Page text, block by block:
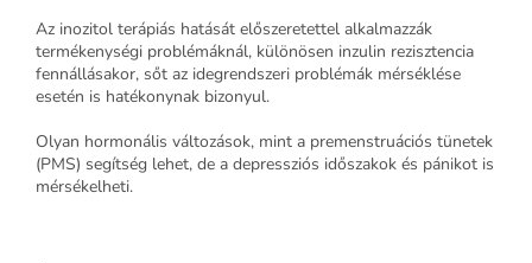
Az inozitol terápiás hatását előszeretettel alkalmazzák
termékenységi problémáknál, különösen inzulin rezisztencia
fennállásakor, sőt az idegrendszeri problémák mérséklése
esetén is hatékonynak bizonyul.
Olyan hormonális változások, mint a premenstruációs tünetek
(PMS) segítség lehet, de a depressziós időszakok és pánikot is
mérsékelheti.